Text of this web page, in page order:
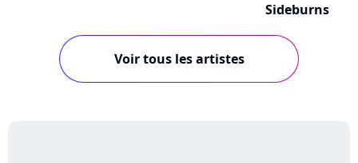
Sideburns
Voir tous les artistes